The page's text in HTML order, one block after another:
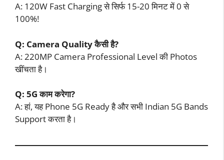
A: 120W Fast Charging से सिर्फ 15-20 मिनट में 0 से
100%!
Q: Camera Quality कैसी है?
A: 220MP Camera Professional Level की Photos
खींचता है।
Q: 5G काम करेगा?
A: हां, यह Phone 5G Ready है और सभी Indian 5G Bands
Support करता है।